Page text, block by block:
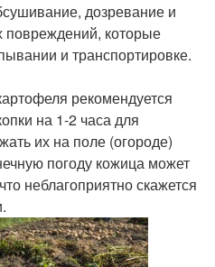
дозревание и
повреждений, которые
и транспортировке.
рекомендуется
на 1-2 часа для
их на поле (огороде)
погоду кожица может
неблагоприятно скажется